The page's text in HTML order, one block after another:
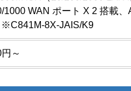
1000 WAN ポート X 2 搭載
※C841M-8X-JAIS/K9
～